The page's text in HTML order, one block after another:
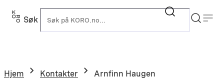
Søk
Hjem Kontakter Arnfinn Haugen